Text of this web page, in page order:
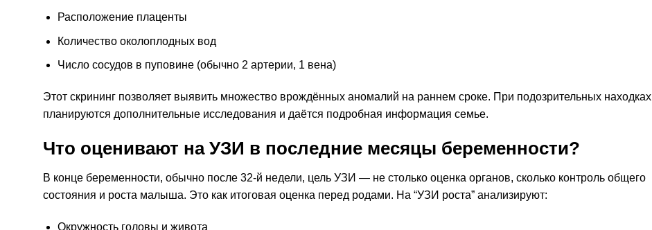
Расположение плаценты
Количество околоплодных вод
Число сосудов в пуповине (обычно 2 артерии, 1 вена)
Этот скрининг позволяет выявить множество врождённых аномалий на раннем сроке. При подозрительных находках
планируются дополнительные исследования и даётся подробная информация семье.
Что оценивают на УЗИ в последние месяцы беременности?
В конце беременности, обычно после 32-й недели, цель УЗИ — не столько оценка органов, сколько контроль общего
состояния и роста малыша. Это как итоговая оценка перед родами. На “УЗИ роста” анализируют:
Окружность головы и живота